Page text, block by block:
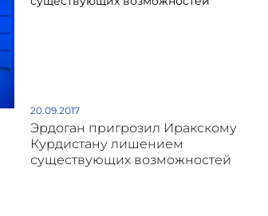
20.09.2017
Эрдоган пригрозил Иракскому
Курдистану лишением
существующих возможностей